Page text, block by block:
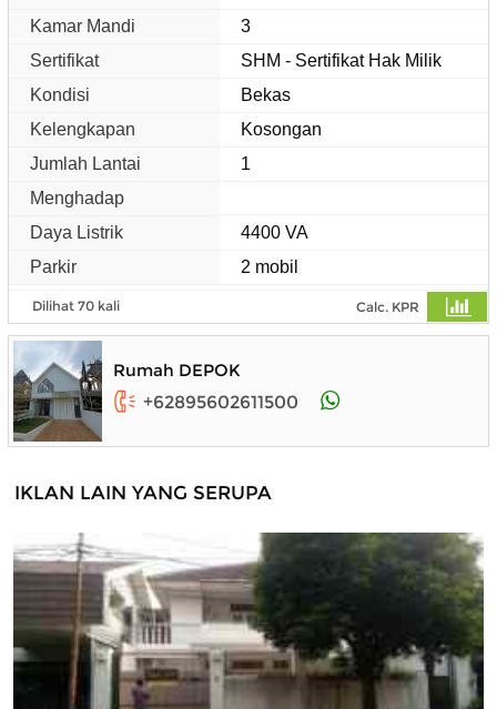
Kamar Mandi
3
Sertifikat
SHM - Sertifikat Hak Milik
Kondisi
Bekas
Kelengkapan
Kosongan
Jumlah Lantai
1
Menghadap
Daya Listrik
4400 VA
Parkir
2 mobil
Dilihat 70 kali Calc. KPR
Rumah DEPOK
+62895602611500
IKLAN LAIN YANG SERUPA